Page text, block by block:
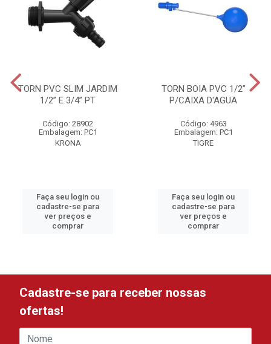
TORN PVC SLIM JARDIM
1/2” E 3/4” PT
Código: 28902
Embalagem: PC1
KRONA
Faça seu login ou
cadastre-se para
ver preços e
comprar
TORN BOIA PVC 1/2”
P/CAIXA D'AGUA
Código: 4963
Embalagem: PC1
TIGRE
Faça seu login ou
cadastre-se para
ver preços e
comprar
Cadastre-se para receber nossas
ofertas!